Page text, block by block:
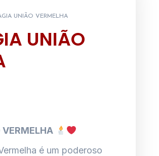
UNIÃO VERMELHA
UNIÃO
é um poderoso